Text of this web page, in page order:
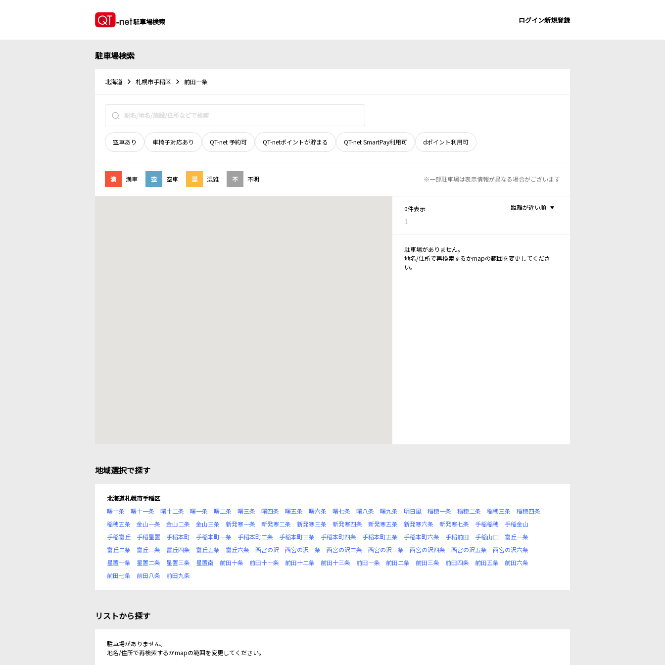
駐車場検索 ログイン新規登録
駐車場検索
北海道 札幌市手稲区 前田一条
空車あり 車椅子対応あり QT-net 予約可 QT-netポイントが貯まる QT-net SmartPay利用可 dポイント利用可
満 満車 空 空車 混 混雑 不 不明 ※一部駐車場は表示情報が異なる場合がございます
0件表示
1
距離が近い順
駐車場がありません。
地名/住所で再検索するかmapの範囲を変更してくださ
い。
地域選択で探す
北海道札幌市手稲区
曙十条
曙十一条 曙十二条 曙一条 曙二条 曙三条 曙四条 曙五条 曙六条 曙七条 曙八条 曙九条 明日風 稲穂一条 稲穂二条 稲穂三条
稲穂四条
稲穂五条
金山一条 金山二条 金山三条 新発寒一条 新発寒二条 新発寒三条 新発寒四条 新発寒五条 新発寒六条 新発寒七条 手稲稲穂
手稲金山
手稲富丘
手稲星置 手稲本町 手稲本町一条 手稲本町二条 手稲本町三条 手稲本町四条 手稲本町五条 手稲本町六条 手稲前田 手稲山口
富丘一条
富丘二条
富丘三条 富丘四条 富丘五条 富丘六条 西宮の沢 西宮の沢一条 西宮の沢二条 西宮の沢三条 西宮の沢四条 西宮の沢五条
西宮の沢六条
星置一条
星置二条 星置三条 星置南 前田十条 前田十一条 前田十二条 前田十三条 前田一条 前田二条 前田三条 前田四条 前田五条
前田六条
前田七条
前田八条 前田九条
リストから探す
駐車場がありません。
地名/住所で再検索するかmapの範囲を変更してください。